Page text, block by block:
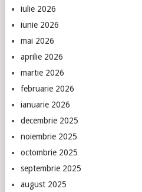
iulie 2026
iunie 2026
mai 2026
aprilie 2026
martie 2026
februarie 2026
ianuarie 2026
decembrie 2025
noiembrie 2025
octombrie 2025
septembrie 2025
august 2025